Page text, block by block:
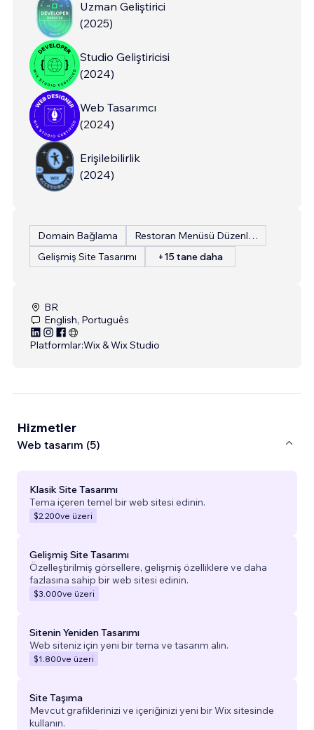
Uzman Geliştirici
(2025)
Studio Geliştiricisi
(2024)
Web Tasarımcı
(2024)
Erişilebilirlik
(2024)
Domain Bağlama
Restoran Menüsü Düzenleme
Gelişmiş Site Tasarımı
+15 tane daha
BR
English, Português
Platformlar:Wix & Wix Studio
Hizmetler
Web tasarım (5)
Klasik Site Tasarımı
Tema içeren temel bir web sitesi edinin.
$2.200ve üzeri
Gelişmiş Site Tasarımı
Özelleştirilmiş görsellere, gelişmiş özelliklere ve daha
fazlasına sahip bir web sitesi edinin.
$3.000ve üzeri
Sitenin Yeniden Tasarımı
Web siteniz için yeni bir tema ve tasarım alın.
$1.800ve üzeri
Site Taşıma
Mevcut grafiklerinizi ve içeriğinizi yeni bir Wix sitesinde
kullanın.